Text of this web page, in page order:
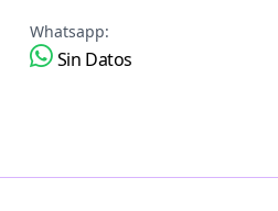
Whatsapp:
Sin Datos